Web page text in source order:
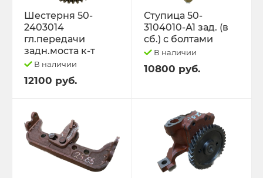
Шестерня 50-
2403014
гл.передачи
задн.моста к-т
В наличии
12100 руб.
Ступица 50-
3104010-А1 зад. (в
сб.) с болтами
В наличии
10800 руб.